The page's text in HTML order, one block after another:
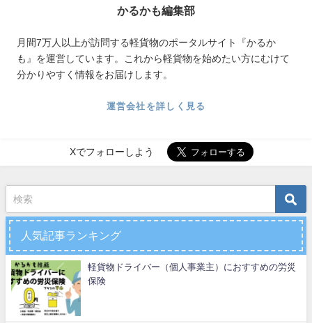
かるかも編集部
月間7万人以上が訪問する軽貨物のポータルサイト『かるか
も』を運営しています。これから軽貨物を始めたい方にむけて
分かりやすく情報をお届けします。
運営会社を詳しく見る
Xでフォローしよう
人気記事ランキング
軽貨物ドライバー（個人事業主）におすすめの労災
保険